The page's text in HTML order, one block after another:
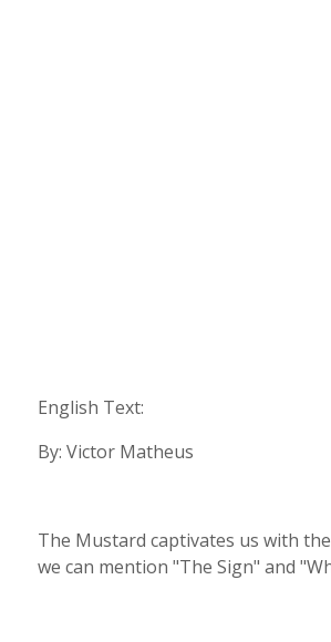
English Text:
By: Victor Matheus
The Mustard captivates us with
we can mention "The Sign" and